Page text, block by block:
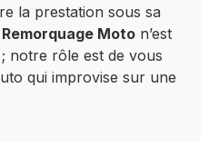
la prestation sous sa
Remorquage Moto n’est
notre rôle est de vous
qui improvise sur une